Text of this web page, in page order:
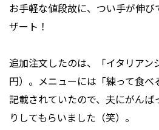
お手軽な値段故に、つい手が伸
ザート！
追加注文したのは、「イタリアン
円）。メニューには「練って食べ
記載されていたので、夫にがんば
りしてもらいました（笑）。